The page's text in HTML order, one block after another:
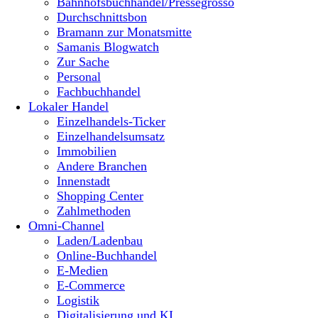
Durchschnittsbon
Bramann zur Monatsmitte
Samanis Blogwatch
Zur Sache
Personal
Fachbuchhandel
Lokaler Handel
Einzelhandels-Ticker
Einzelhandelsumsatz
Immobilien
Andere Branchen
Innenstadt
Shopping Center
Zahlmethoden
Omni-Channel
Laden/Ladenbau
Online-Buchhandel
E-Medien
E-Commerce
Logistik
Digitalisierung und KI